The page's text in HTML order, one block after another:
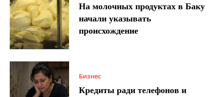
На молочных продуктах в Баку
начали указывать
происхождение
Бизнес
Кредиты ради телефонов и